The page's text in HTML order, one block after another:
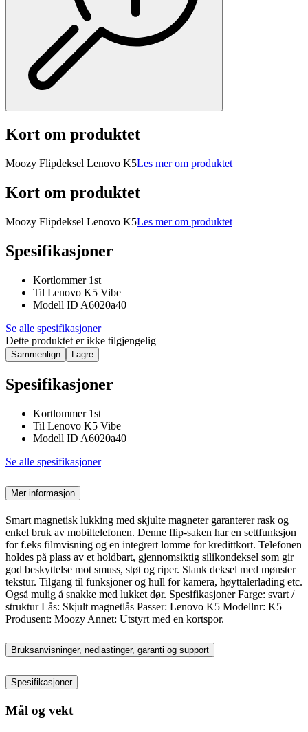
Kort om produktet
Moozy Flipdeksel Lenovo K5Les mer om produktet
Kort om produktet
Moozy Flipdeksel Lenovo K5Les mer om produktet
Spesifikasjoner
Kortlommer 1st
Til Lenovo K5 Vibe
Modell ID A6020a40
Se alle spesifikasjoner
Dette produktet er ikke tilgjengelig
Sammenlign Lagre
Spesifikasjoner
Kortlommer 1st
Til Lenovo K5 Vibe
Modell ID A6020a40
Se alle spesifikasjoner
Mer informasjon
Smart magnetisk lukking med skjulte magneter garanterer rask og
enkel bruk av mobiltelefonen. Denne flip-saken har en settfunksjon
for f.eks filmvisning og en integrert lomme for kredittkort. Telefonen
holdes på plass av et holdbart, gjennomsiktig silikondeksel som gir
god beskyttelse mot smuss, støt og riper. Slank deksel med mønster
tekstur. Tilgang til funksjoner og hull for kamera, høyttalerlading etc.
Også mulig å snakke med lukket dør. Spesifikasjoner Farge: svart /
struktur Lås: Skjult magnetlås Passer: Lenovo K5 Modellnr: K5
Produsent: Moozy Annet: Utstyrt med en kortspor.
Bruksanvisninger, nedlastinger, garanti og support
Spesifikasjoner
Mål og vekt